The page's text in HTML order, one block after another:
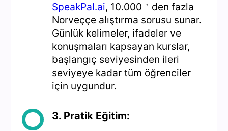
SpeakPal.ai, 10.000＇den fazla
Norveççe alıştırma sorusu sunar.
Günlük kelimeler, ifadeler ve
konuşmaları kapsayan kurslar,
başlangıç seviyesinden ileri
seviyeye kadar tüm öğrenciler
için uygundur.
3. Pratik Eğitim: